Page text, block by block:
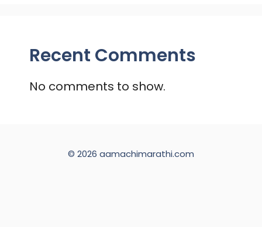
Recent Comments
No comments to show.
© 2026 aamachimarathi.com